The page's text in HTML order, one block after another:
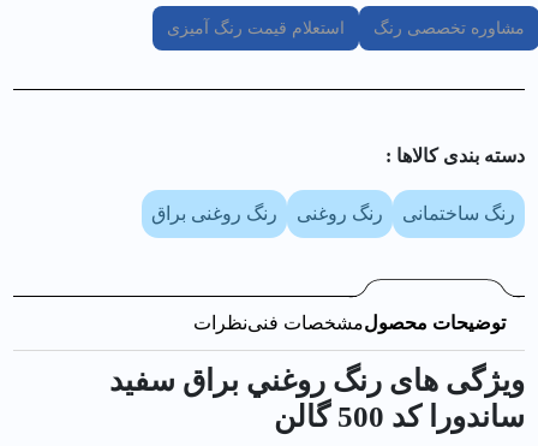
مشاوره تخصصی رنگ استعلام قیمت رنگ آمیزی
دسته بندی کالا‌ها :
رنگ ساختمانی رنگ روغنی رنگ روغنی براق
توضیحات محصولمشخصات فنینظرات
ویژگی های رنگ روغني براق سفيد
ساندورا کد 500 گالن